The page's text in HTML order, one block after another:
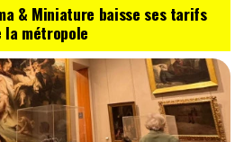
& Miniature baisse ses tarifs
métropole